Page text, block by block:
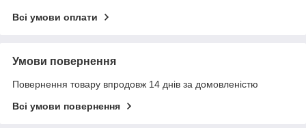
Всі умови оплати
Умови повернення
Повернення товару впродовж 14 днів за домовленістю
Всі умови повернення